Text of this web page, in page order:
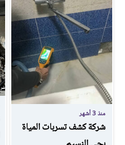
منذ 3 أشهر
شركة كشف تسربات المياة